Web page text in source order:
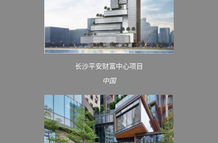
长沙平安财富中心项目
中国